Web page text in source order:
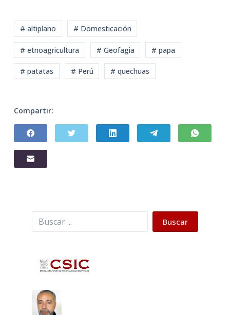
# altiplano # Domesticación
# etnoagricultura # Geofagia # papa
# patatas # Perú # quechuas
Compartir:
Buscar Buscar